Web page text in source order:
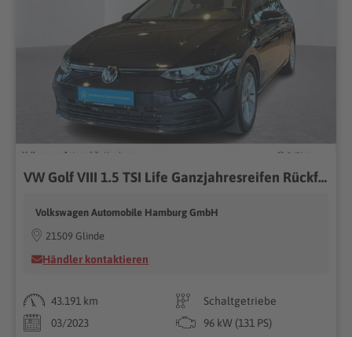
VW Golf VIII 1.5 TSI Life Ganzjahresreifen Rückfahrkamera
Volkswagen Automobile Hamburg GmbH
21509 Glinde
Händler kontaktieren
43.191 km
Schaltgetriebe
03/2023
96 kW (131 PS)